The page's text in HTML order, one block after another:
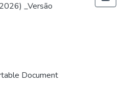
_Versão
Document